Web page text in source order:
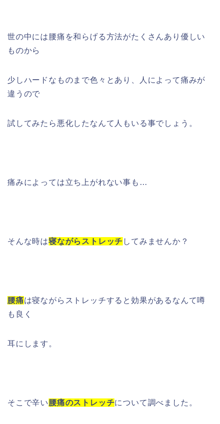
世の中には腰痛を和らげる方法がたくさんあり優しい
ものから
少しハードなものまで色々とあり、人によって痛みが
違うので
試してみたら悪化したなんて人もいる事でしょう。
痛みによっては立ち上がれない事も…
そんな時は寝ながらストレッチ してみませんか？
腰痛は寝ながらストレッチすると効果があるなんて噂
も良く
耳にします。
そこで辛い腰痛のストレッチについて調べました。